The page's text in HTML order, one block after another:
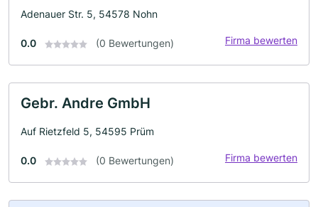
Adenauer Str. 5, 54578 Nohn
0.0 (0 Bewertungen) Firma bewerten
Gebr. Andre GmbH
Auf Rietzfeld 5, 54595 Prüm
0.0 (0 Bewertungen) Firma bewerten